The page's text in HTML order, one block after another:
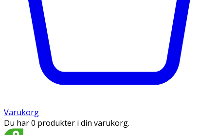
Varukorg
Du har 0 produkter i din varukorg.